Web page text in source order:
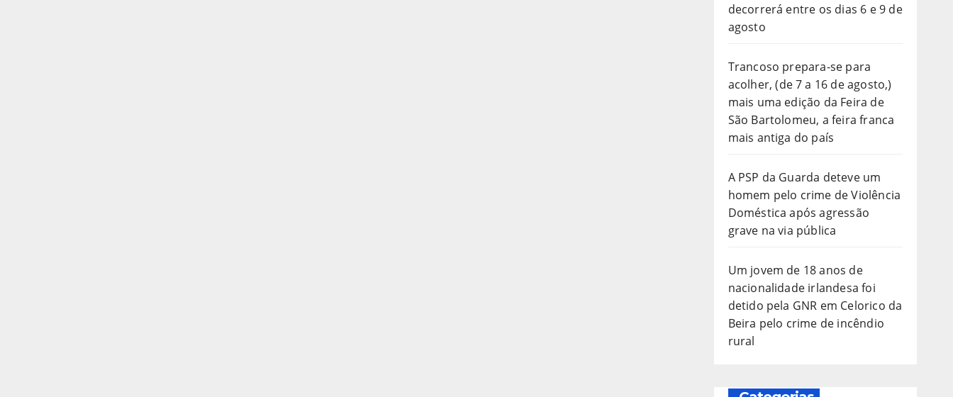
decorrerá entre os dias 6 e 9 de
agosto
Trancoso prepara-se para
acolher, (de 7 a 16 de agosto,)
mais uma edição da Feira de
São Bartolomeu, a feira franca
mais antiga do país
A PSP da Guarda deteve um
homem pelo crime de Violência
Doméstica após agressão
grave na via pública
Um jovem de 18 anos de
nacionalidade irlandesa foi
detido pela GNR em Celorico da
Beira pelo crime de incêndio
rural